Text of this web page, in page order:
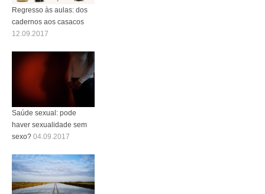
Regresso às aulas: dos
cadernos aos casacos
12.09.2017
Saúde sexual: pode
haver sexualidade sem
sexo? 04.09.2017